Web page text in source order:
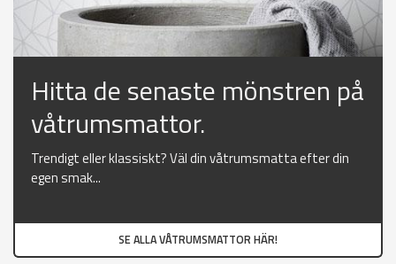
Hitta de senaste mönstren på
våtrumsmattor.
Trendigt eller klassiskt? Väl din våtrumsmatta efter din
egen smak...
SE ALLA VÅTRUMSMATTOR HÄR!